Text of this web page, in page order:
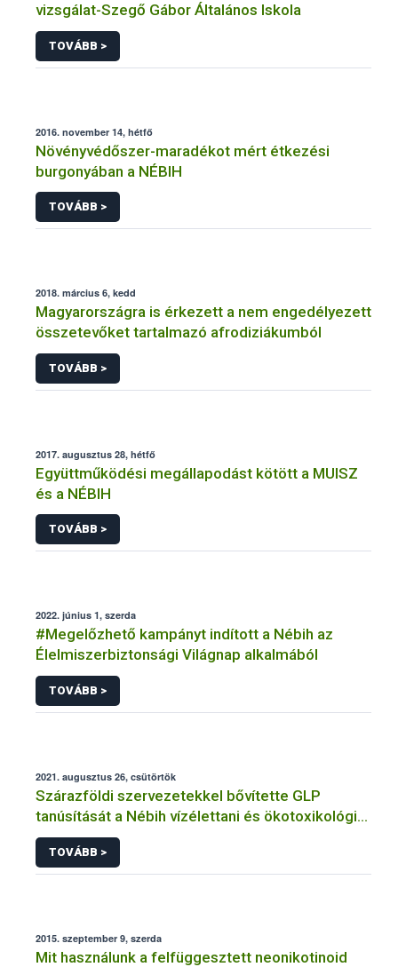
vizsgálat-Szegő Gábor Általános Iskola
TOVÁBB >
2016. november 14, hétfő
Növényvédőszer-maradékot mért étkezési
burgonyában a NÉBIH
TOVÁBB >
2018. március 6, kedd
Magyarországra is érkezett a nem engedélyezett
összetevőket tartalmazó afrodiziákumból
TOVÁBB >
2017. augusztus 28, hétfő
Együttműködési megállapodást kötött a MUISZ
és a NÉBIH
TOVÁBB >
2022. június 1, szerda
#Megelőzhető kampányt indított a Nébih az
Élelmiszerbiztonsági Világnap alkalmából
TOVÁBB >
2021. augusztus 26, csütörtök
Szárazföldi szervezetekkel bővítette GLP
tanúsítását a Nébih vízélettani és ökotoxikológiai
laboratóriuma
TOVÁBB >
2015. szeptember 9, szerda
Mit használunk a felfüggesztett neonikotinoid